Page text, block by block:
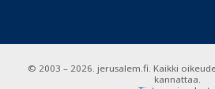
© 2003 – 2026. jerusalem.fi. Kaikki
kannattaa.